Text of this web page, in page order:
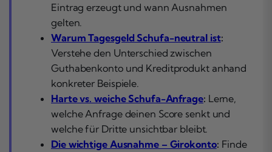
Eintrag erzeugt und wann Ausnahmen
gelten.
Warum Tagesgeld Schufa-neutral ist:
Verstehe den Unterschied zwischen
Guthabenkonto und Kreditprodukt anhand
konkreter Beispiele.
Harte vs. weiche Schufa-Anfrage: Lerne,
welche Anfrage deinen Score senkt und
welche für Dritte unsichtbar bleibt.
Die wichtige Ausnahme – Girokonto: Finde